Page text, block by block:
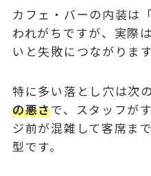
カフェ・バーの内装は
われがちですが、実際
いと失敗につながります
特に多い落とし穴は次
の悪さで、スタッフが
ジ前が混雑して客席ま
型です。